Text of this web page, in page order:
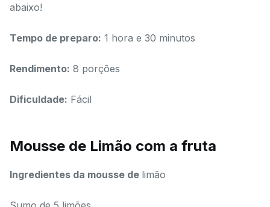
abaixo!
Tempo de preparo: 1 hora e 30 minutos
Rendimento: 8 porções
Dificuldade: Fácil
Mousse de Limão com a fruta
Ingredientes da mousse de limão